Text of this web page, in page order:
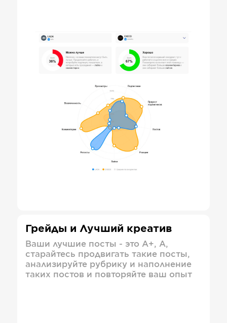
Грейды и Лучший креатив
Ваши лучшие посты - это А+, А,
старайтесь продвигать такие посты,
анализируйте рубрику и наполнение
таких постов и повторяйте ваш опыт